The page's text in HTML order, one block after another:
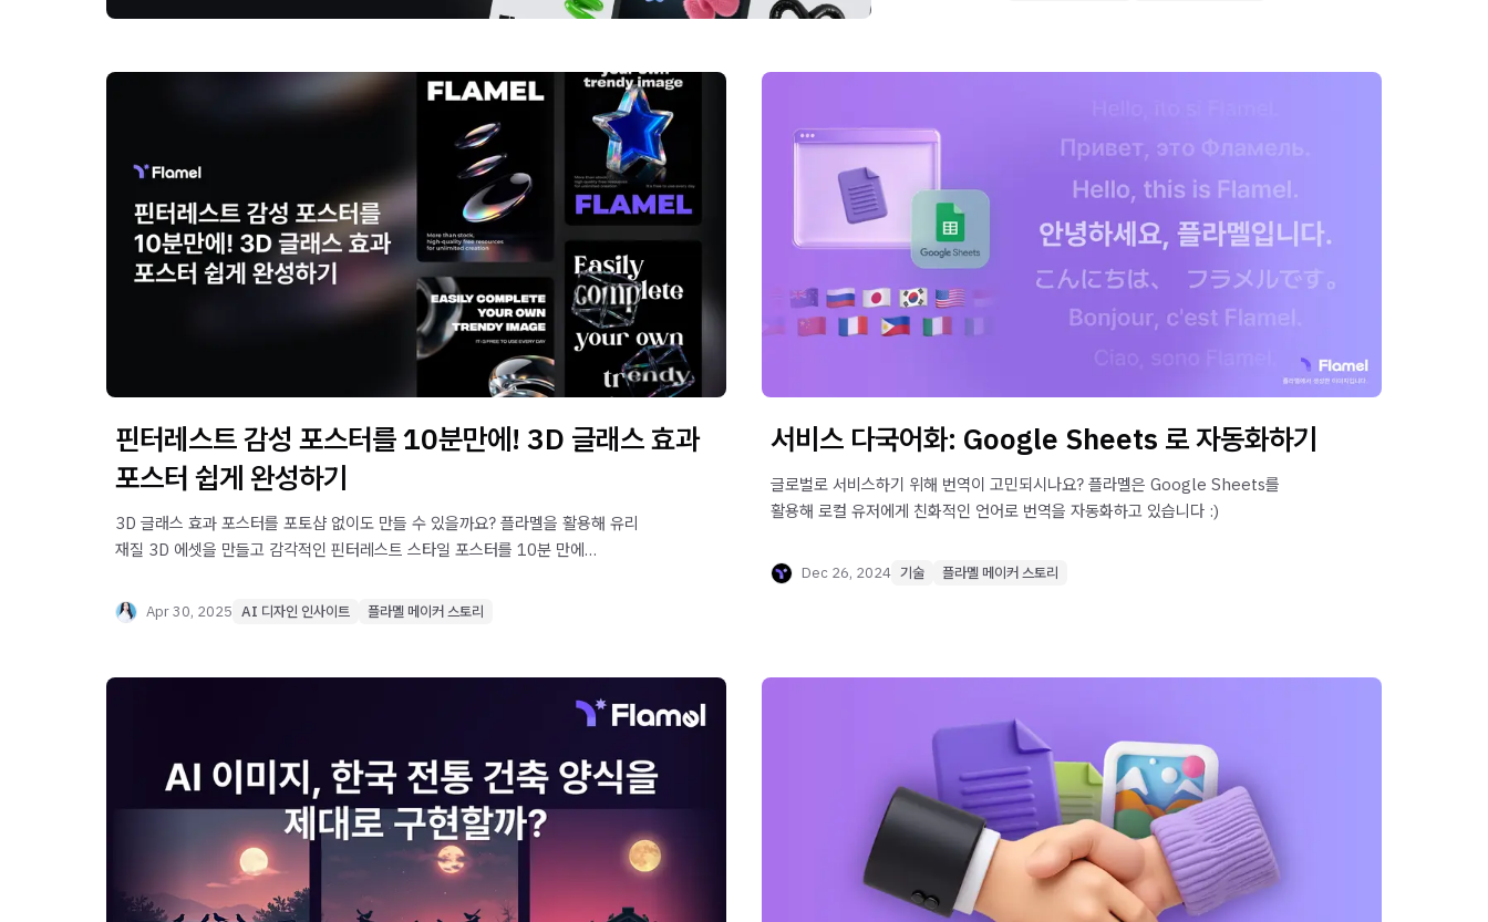
핀터레스트 감성 포스터를 10분만에! 3D 글래스 효과
포스터 쉽게 완성하기
3D 글래스 효과 포스터를 포토샵 없이도 만들 수 있을까요? 플라멜을 활용해 유리
재질 3D 에셋을 만들고 감각적인 핀터레스트 스타일 포스터를 10분 만에
Apr 30, 2025 AI 디자인 인사이트 플라멜 메이커 스토리
서비스 다국어화: Google Sheets 로 자동화하기
글로벌로 서비스하기 위해 번역이 고민되시나요? 플라멜은 Google Sheets를
활용해 로컬 유저에게 친화적인 언어로 번역을 자동화하고 있습니다 :)
Dec 26, 2024 기술 플라멜 메이커 스토리